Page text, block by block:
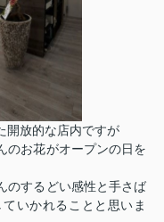
開放的な店内ですが
のお花がオープンの日を
のするどい感性と手さば
いかれることと思いま